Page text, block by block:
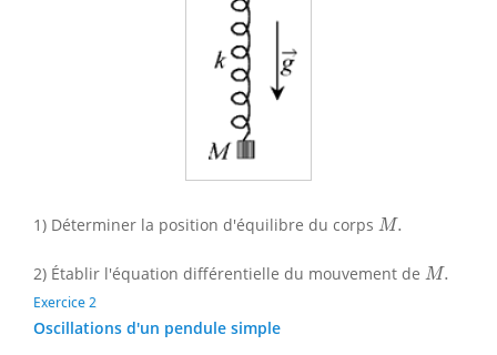
1) Déterminer la position d'équilibre du corps M.
M.
2) Établir l'équation différentielle du mouvement de M.
M.
Exercice 2
Oscillations d'un pendule simple